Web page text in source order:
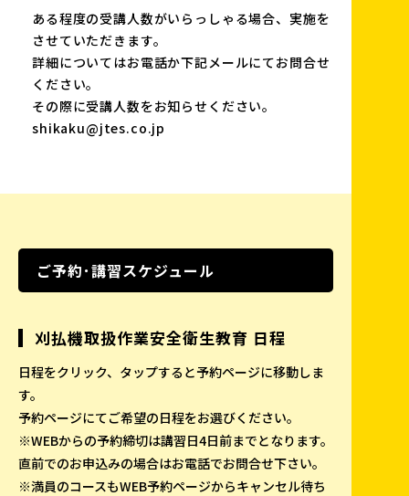
ある程度の受講人数がいらっしゃる場合、実施を
させていただきます。
詳細についてはお電話か下記メールにてお問合せ
ください。
その際に受講人数をお知らせください。
shikaku@jtes.co.jp
ご予約･講習スケジュール
刈払機取扱作業安全衛生教育 日程
日程をクリック、タップすると予約ページに移動しま
す。
予約ページにてご希望の日程をお選びください。
※WEBからの予約締切は講習日4日前までとなります。
直前でのお申込みの場合はお電話でお問合せ下さい。
※満員のコースもWEB予約ページからキャンセル待ち